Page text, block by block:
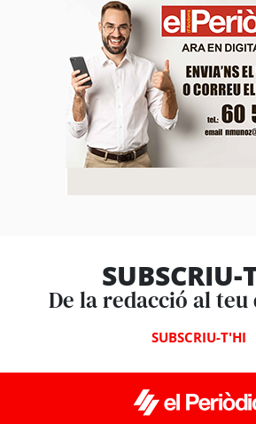
SUBSCRIU-
De la redacció al
SUBSCRIU-T'HI